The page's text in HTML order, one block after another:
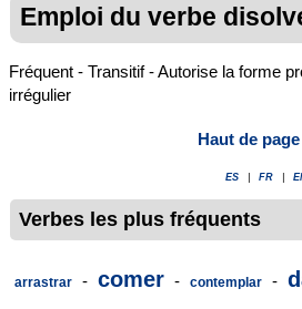
Emploi du verbe
Fréquent - Transitif - Autorise la forme
irrégulier
Haut de page
ES FR
Verbes les plus fréquents
arrastrar - comer - contemplar -